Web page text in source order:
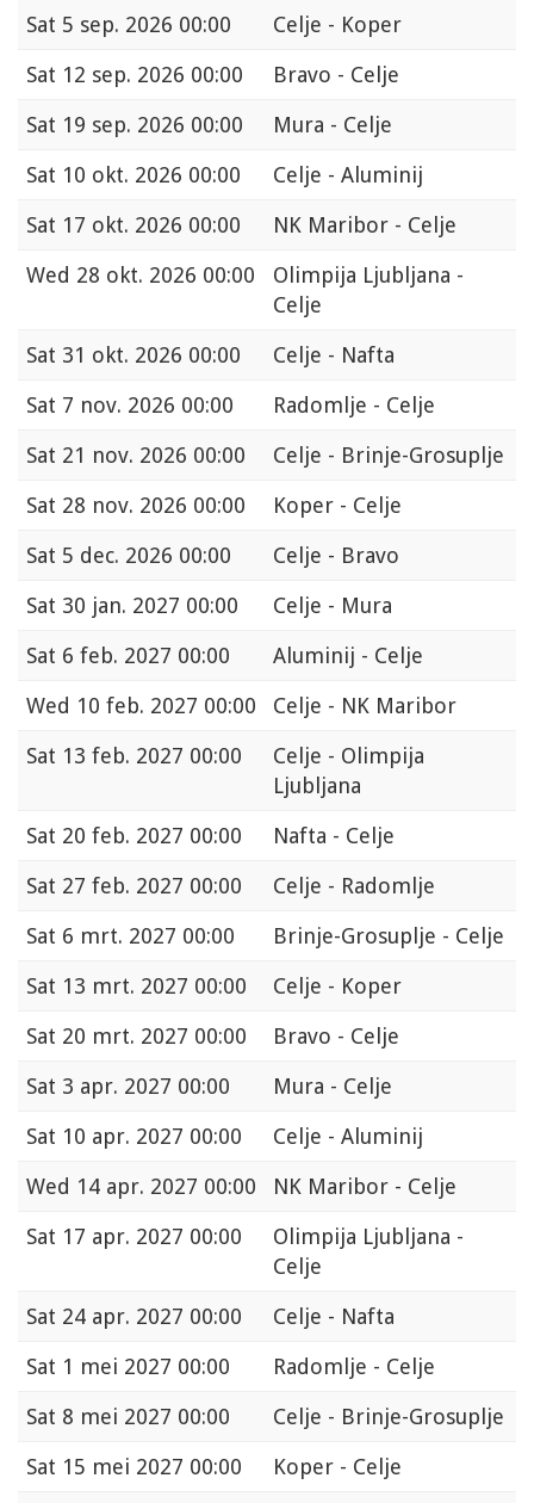
Sat 5 sep. 2026 00:00
Celje - Koper
Sat 12 sep. 2026 00:00
Bravo - Celje
Sat 19 sep. 2026 00:00
Mura - Celje
Sat 10 okt. 2026 00:00
Celje - Aluminij
Sat 17 okt. 2026 00:00
NK Maribor - Celje
Wed 28 okt. 2026 00:00
Olimpija Ljubljana -
Celje
Sat 31 okt. 2026 00:00
Celje - Nafta
Sat 7 nov. 2026 00:00
Radomlje - Celje
Sat 21 nov. 2026 00:00
Celje - Brinje-Grosuplje
Sat 28 nov. 2026 00:00
Koper - Celje
Sat 5 dec. 2026 00:00
Celje - Bravo
Sat 30 jan. 2027 00:00
Celje - Mura
Sat 6 feb. 2027 00:00
Aluminij - Celje
Wed 10 feb. 2027 00:00
Celje - NK Maribor
Sat 13 feb. 2027 00:00
Celje - Olimpija
Ljubljana
Sat 20 feb. 2027 00:00
Nafta - Celje
Sat 27 feb. 2027 00:00
Celje - Radomlje
Sat 6 mrt. 2027 00:00
Brinje-Grosuplje - Celje
Sat 13 mrt. 2027 00:00
Celje - Koper
Sat 20 mrt. 2027 00:00
Bravo - Celje
Sat 3 apr. 2027 00:00
Mura - Celje
Sat 10 apr. 2027 00:00
Celje - Aluminij
Wed 14 apr. 2027 00:00
NK Maribor - Celje
Sat 17 apr. 2027 00:00
Olimpija Ljubljana -
Celje
Sat 24 apr. 2027 00:00
Celje - Nafta
Sat 1 mei 2027 00:00
Radomlje - Celje
Sat 8 mei 2027 00:00
Celje - Brinje-Grosuplje
Sat 15 mei 2027 00:00
Koper - Celje